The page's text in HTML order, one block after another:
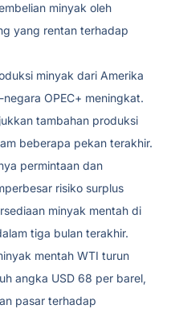
minyak oleh
yang rentan terhadap
minyak dari Amerika
OPEC+ meningkat.
tambahan produksi
beberapa pekan terakhir.
permintaan dan
risiko surplus
minyak mentah di
tiga bulan terakhir.
mentah WTI turun
angka USD 68 per barel,
pasar terhadap